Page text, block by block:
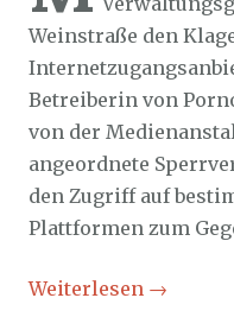
Weinstraße den
Betreiberin von
von der
angeordnete
den Zugriff auf
Plattformen zum
Weiterlesen →